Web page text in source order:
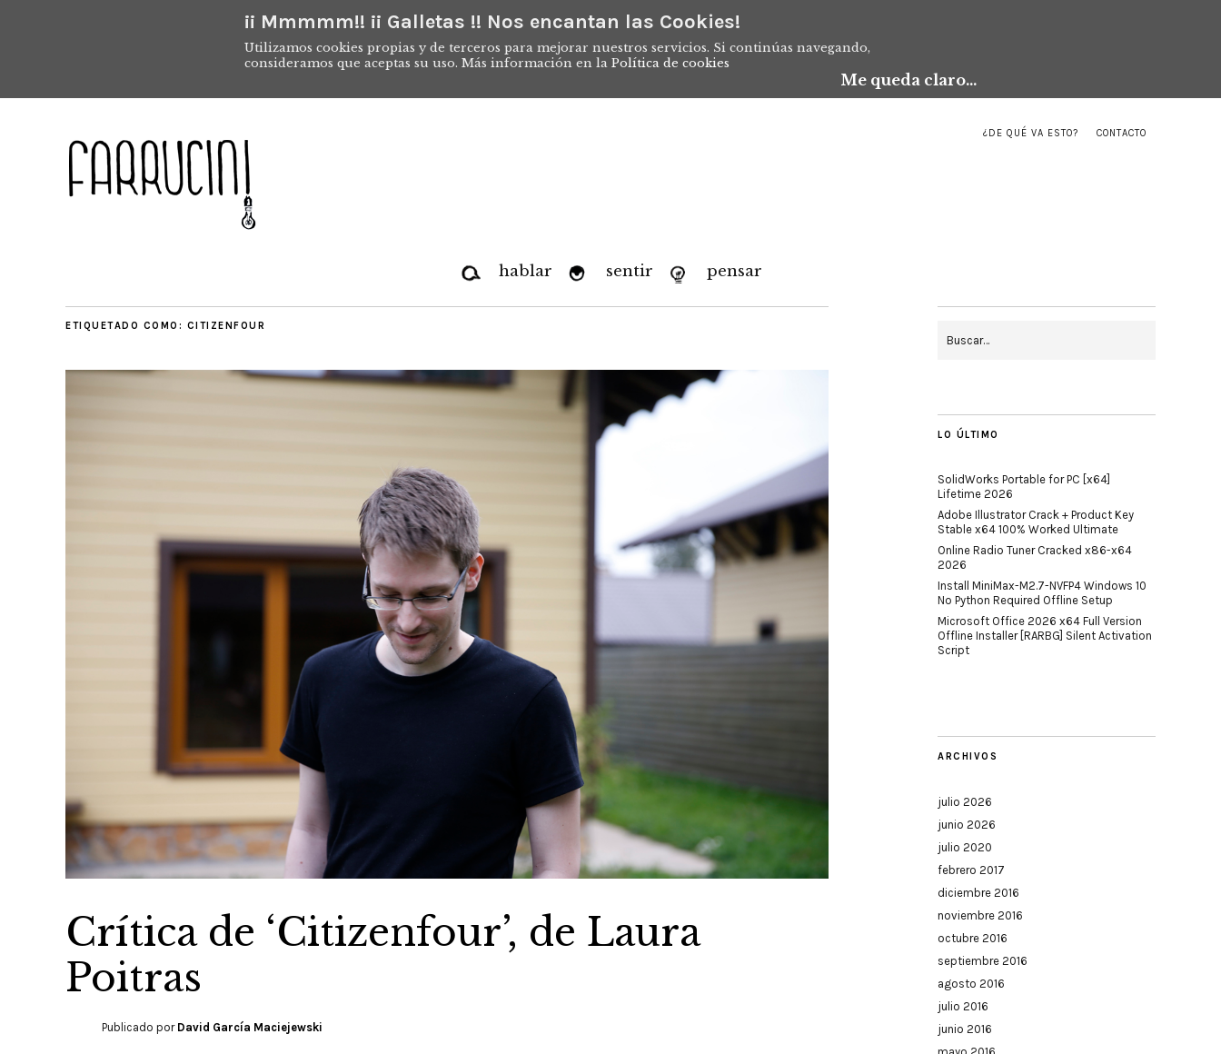
¡¡ Mmmmm!! ¡¡ Galletas !! Nos encantan las Cookies!
Utilizamos cookies propias y de terceros para mejorar nuestros servicios. Si continúas navegando,
consideramos que aceptas su uso. Más información en la Política de cookies
Me queda claro...
¿DE QUÉ VA ESTO? CONTACTO
hablar sentir pensar
ETIQUETADO COMO: CITIZENFOUR
Crítica de ‘Citizenfour’, de Laura
Poitras
Publicado por David García Maciejewski
LO ÚLTIMO
SolidWorks Portable for PC [x64]
Lifetime 2026
Adobe Illustrator Crack + Product Key
Stable x64 100% Worked Ultimate
Online Radio Tuner Cracked x86-x64
2026
Install MiniMax-M2.7-NVFP4 Windows 10
No Python Required Offline Setup
Microsoft Office 2026 x64 Full Version
Offline Installer [RARBG] Silent Activation
Script
ARCHIVOS
julio 2026
junio 2026
julio 2020
febrero 2017
diciembre 2016
noviembre 2016
octubre 2016
septiembre 2016
agosto 2016
julio 2016
junio 2016